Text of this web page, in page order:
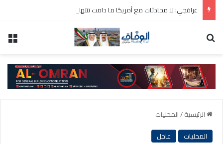
عراقجي: لا محادثات مع أمريكا ما دامت تنتهك الاتفاق المؤقت
الرئيسية/المحليات
المحليات
عاجل